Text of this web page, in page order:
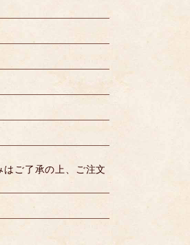
ご了承の上、ご注文